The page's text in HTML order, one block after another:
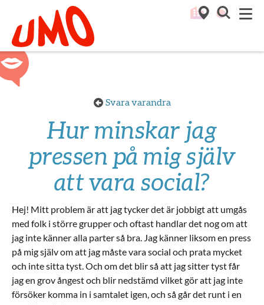
Till startsidan för Umo
Svara varandra
Hur minskar jag
pressen på mig själv
att vara social?
Hej! Mitt problem är att jag tycker det är jobbigt att umgås
med folk i större grupper och oftast handlar det nog om att
jag inte känner alla parter så bra. Jag känner liksom en press
på mig själv om att jag måste vara social och prata mycket
och inte sitta tyst. Och om det blir så att jag sitter tyst får
jag en grov ångest och blir nedstämd vilket gör att jag inte
försöker komma in i samtalet igen, och så går det runt i en